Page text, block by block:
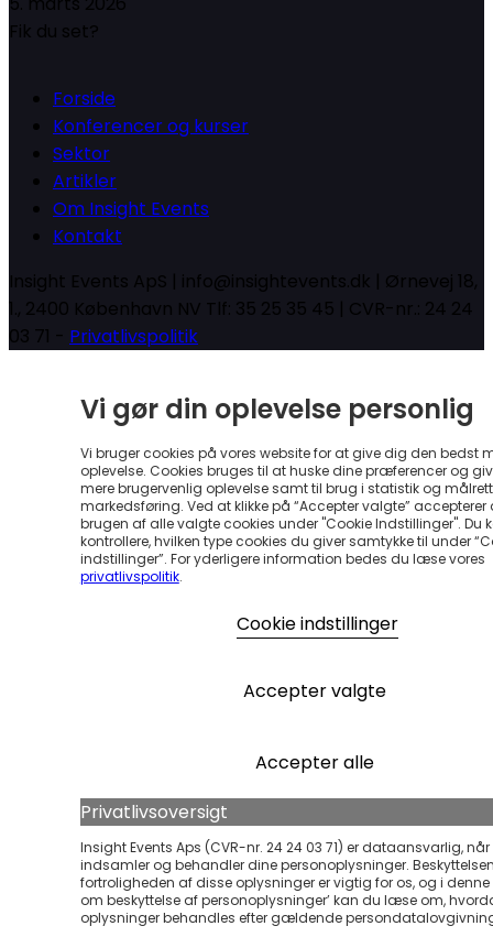
Fik du set?
Forside
Konferencer og kurser
Sektor
Artikler
Om Insight Events
Kontakt
Insight Events ApS | info@insightevents.dk | Ørnevej 18,
1., 2400 København NV Tlf: 35 25 35 45 | CVR-nr.: 24 24
03 71 - Privatlivspolitik
Vi gør din oplevelse personlig
Vi bruger cookies på vores website for at give dig den bedst
oplevelse. Cookies bruges til at huske dine præferencer og
mere brugervenlig oplevelse samt til brug i statistik og
markedsføring. Ved at klikke på “Accepter valgte” accepterer
brugen af alle valgte cookies under "Cookie Indstillinger". Du
kontrollere, hvilken type cookies du giver samtykke til under
indstillinger”. For yderligere information bedes du læse vores
privatlivspolitik.
Cookie indstillinger
Accepter valgte
Accepter alle
Privatlivsoversigt
Insight Events Aps (CVR-nr. 24 24 03 71) er dataansvarlig, når
indsamler og behandler dine personoplysninger.
fortroligheden af disse oplysninger er vigtig for os, og i denne
om beskyttelse af personoplysninger’ kan du læse om,
oplysninger behandles efter gældende